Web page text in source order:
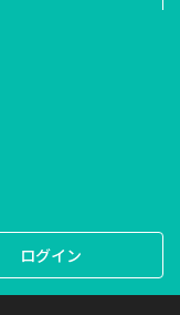
ログイン